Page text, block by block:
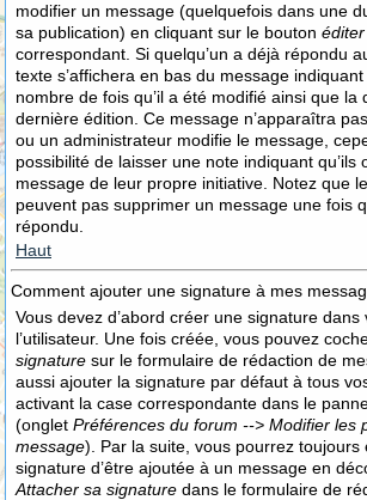
modifier un message (quelquefois dans une
sa publication) en cliquant sur le bouton éditer
correspondant. Si quelqu’un a déjà répondu
texte s’affichera en bas du message
nombre de fois qu’il a été modifié ainsi que la
dernière édition. Ce message n’apparaîtra
ou un administrateur modifie le message,
possibilité de laisser une note indiquant qu’ils
message de leur propre initiative. Notez que
peuvent pas supprimer un message une fois
répondu.
Haut
Comment ajouter une signature à mes
Vous devez d’abord créer une signature
l’utilisateur. Une fois créée, vous pouvez
signature sur le formulaire de rédaction de
aussi ajouter la signature par défaut à tous
activant la case correspondante dans le
(onglet Préférences du forum --> Modifier les
message). Par la suite, vous pourrez toujours
signature d’être ajoutée à un message en
Attacher sa signature dans le formulaire de